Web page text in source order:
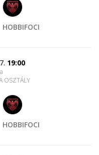
HOBBIFOCI
19:00
OSZTÁLY
HOBBIFOCI